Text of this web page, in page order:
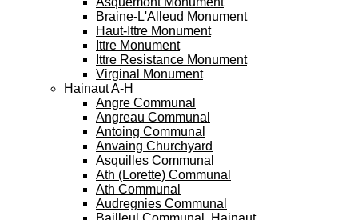
Braine-L'Alleud Monument
Haut-Ittre Monument
Ittre Monument
Ittre Resistance Monument
Virginal Monument
Hainaut A-H
Angre Communal
Angreau Communal
Antoing Communal
Anvaing Churchyard
Asquilles Communal
Ath (Lorette) Communal
Ath Communal
Audregnies Communal